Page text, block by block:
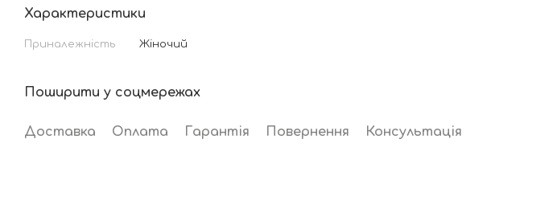
Характеристики
Приналежність Жіночий
Поширити у соцмережах
Доставка Оплата Гарантія Повернення Консультація